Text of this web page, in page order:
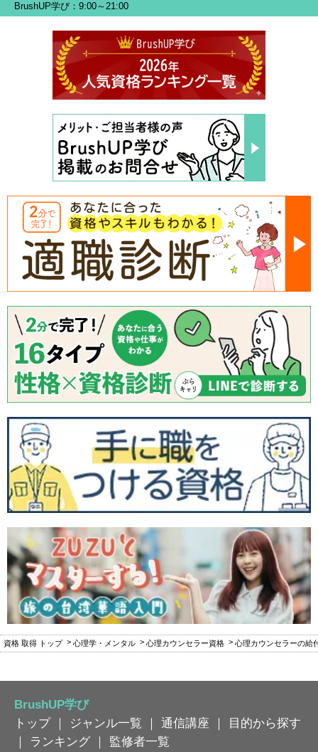
BrushUP学び：9:00～21:00
資格 取得 トップ 心理学・メンタル 心理カウンセラー資格 心理カウンセラーの給
BrushUP学び
トップ｜ ジャンル一覧 ｜ 通信講座 ｜
目的から探す
｜
ランキング ｜ 監修者一覧